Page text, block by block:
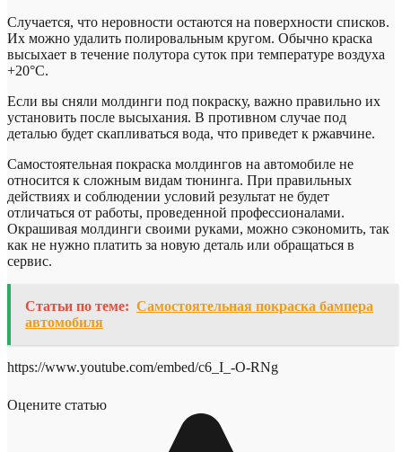
Случается, что неровности остаются на поверхности списков.
Их можно удалить полировальным кругом. Обычно краска
высыхает в течение полутора суток при температуре воздуха
+20°С.
Если вы сняли молдинги под покраску, важно правильно их
установить после высыхания. В противном случае под
деталью будет скапливаться вода, что приведет к ржавчине.
Самостоятельная покраска молдингов на автомобиле не
относится к сложным видам тюнинга. При правильных
действиях и соблюдении условий результат не будет
отличаться от работы, проведенной профессионалами.
Окрашивая молдинги своими руками, можно сэкономить, так
как не нужно платить за новую деталь или обращаться в
сервис.
Статьи по теме: Самостоятельная покраска бампера
автомобиля
https://www.youtube.com/embed/c6_I_-O-RNg
Оцените статью